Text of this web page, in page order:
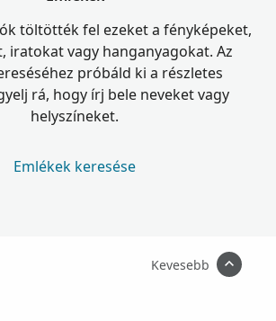
töltötték fel ezeket a fényképeket,
iratokat vagy hanganyagokat. Az
próbáld ki a részletes
rá, hogy írj bele neveket vagy
helyszíneket.
Emlékek keresése
Kevesebb